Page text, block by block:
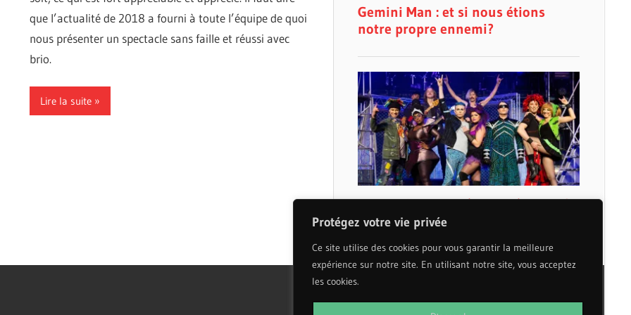
Protégez votre vie privée
Ce site utilise des cookies pour vous garantir la meilleure
expérience sur notre site. En utilisant notre site, vous acceptez
les cookies.
que l’actualité de 2018 a fourni à toute l’équipe de quoi
nous présenter un spectacle sans faille et réussi avec
brio.
Lire la suite